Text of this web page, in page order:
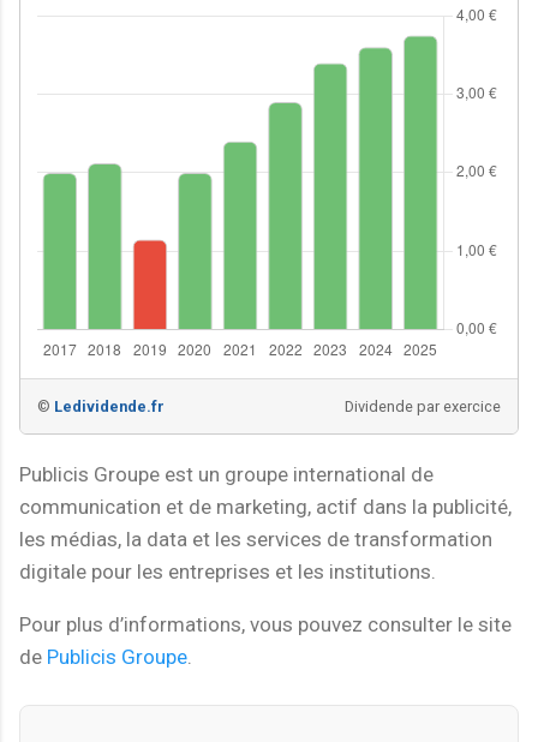
© Ledividende.fr Dividende par exercice
Publicis Groupe est un groupe international de
communication et de marketing, actif dans la publicité,
les médias, la data et les services de transformation
digitale pour les entreprises et les institutions.
Pour plus d’informations, vous pouvez consulter le site
de Publicis Groupe